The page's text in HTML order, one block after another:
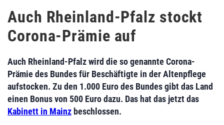
Auch Rheinland-Pfalz stockt
Corona-Prämie auf
Auch Rheinland-Pfalz wird die so genannte Corona-
Prämie des Bundes für Beschäftigte in der Altenpflege
aufstocken. Zu den 1.000 Euro des Bundes gibt das Land
einen Bonus von 500 Euro dazu. Das hat das jetzt das
Kabinett in Mainz beschlossen.